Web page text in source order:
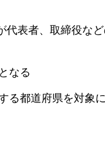
表者、取締役な
なる
都道府県を対象